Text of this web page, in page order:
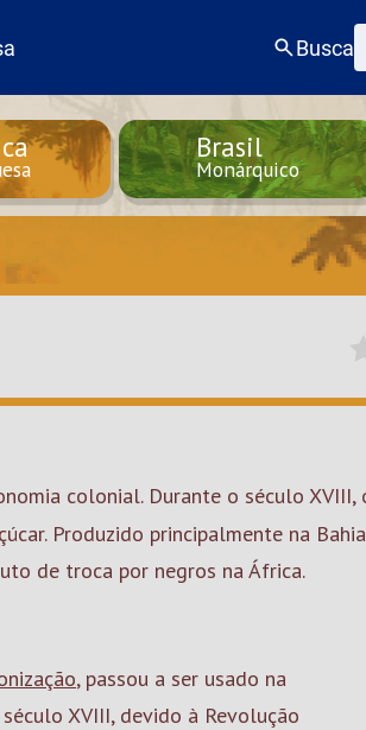
Busca
Brasil
Monárquico
Produzido principalmente na Bahia
de troca por negros na África.
, passou a ser usado na
XVIII, devido à Revolução